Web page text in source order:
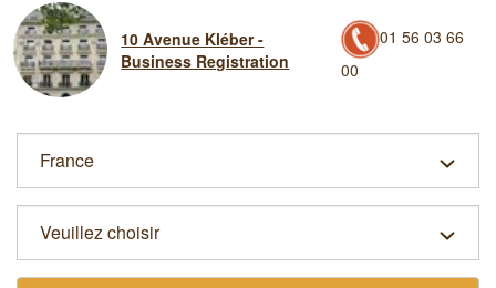
10 Avenue Kléber -
Business Registration
01 56 03 66
00